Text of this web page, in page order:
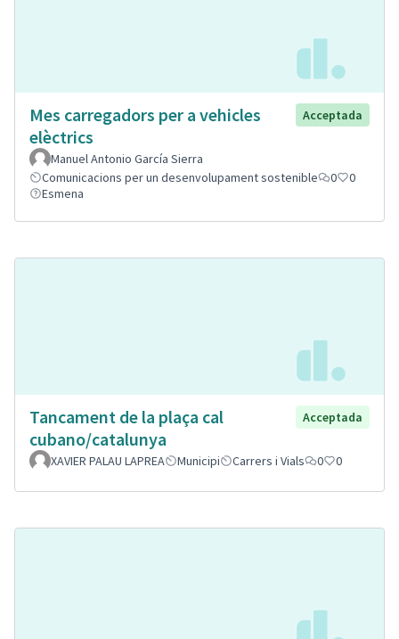
Mes carregadors per a vehicles
elèctrics
Acceptada
Manuel Antonio García Sierra
Comunicacions per un desenvolupament sostenible
0
0
Esmena
Tancament de la plaça cal
cubano/catalunya
Acceptada
XAVIER PALAU LAPREA Municipi Carrers i Vials 0 0